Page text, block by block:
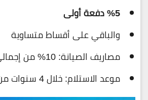
%5 دفعة أولى
والباقي على أقساط متساوية
مصاريف الصيانة: 10% من إجمالي سعر الوحدة.
موعد الاستلام: خلال 4 سنوات من التعاقد.